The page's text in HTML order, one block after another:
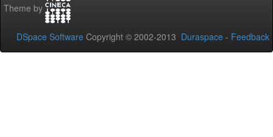
Theme by
DSpace Software Copyright © 2002-2013 Duraspace - Feedback